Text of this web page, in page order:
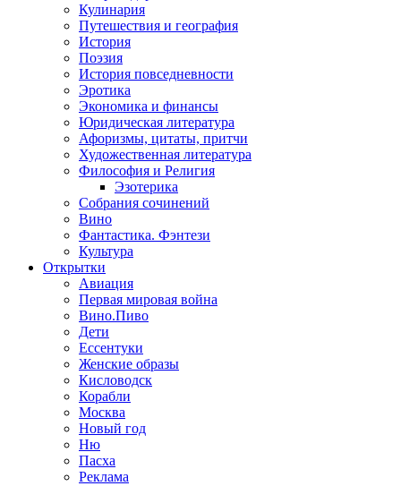
Кулинария
Путешествия и география
История
Поэзия
История повседневности
Эротика
Экономика и финансы
Юридическая литература
Афоризмы, цитаты, притчи
Художественная литература
Философия и Религия
Эзотерика
Собрания сочинений
Вино
Фантастика. Фэнтези
Культура
Открытки
Авиация
Первая мировая война
Вино.Пиво
Дети
Ессентуки
Женские образы
Кисловодск
Корабли
Москва
Новый год
Ню
Пасха
Реклама